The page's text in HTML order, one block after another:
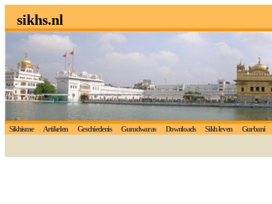
sikhs.nl
Sikhisme Artikelen Geschiedenis Gurudwaras Downloads Sikh leven Gurbani